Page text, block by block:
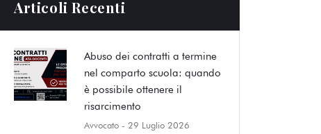
Articoli Recenti
Abuso dei contratti a termine
nel comparto scuola: quando
è possibile ottenere il
risarcimento
Avvocato - 29 Luglio 2026